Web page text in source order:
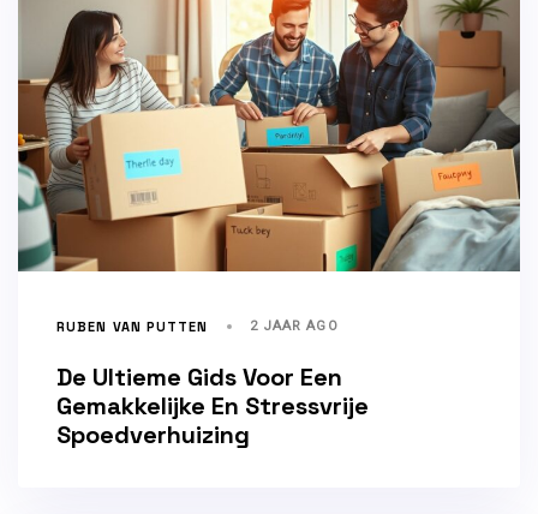
RUBEN VAN PUTTEN 2 JAAR AGO
De Ultieme Gids Voor Een
Gemakkelijke En Stressvrije
Spoedverhuizing